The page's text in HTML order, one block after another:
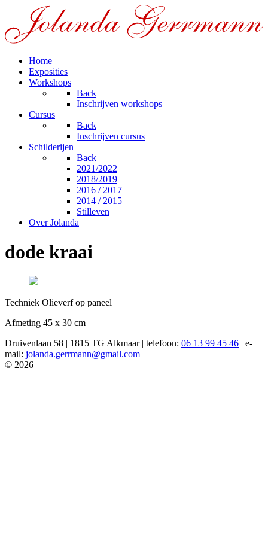
Home
Exposities
Workshops
Back
Inschrijven workshops
Cursus
Back
Inschrijven cursus
Schilderijen
Back
2021/2022
2018/2019
2016 / 2017
2014 / 2015
Stilleven
Over Jolanda
dode kraai
Techniek Olieverf op paneel
Afmeting 45 x 30 cm
Druivenlaan 58 | 1815 TG Alkmaar | telefoon: 06 13 99 45 46 | e-
mail: jolanda.gerrmann@gmail.com
© 2026